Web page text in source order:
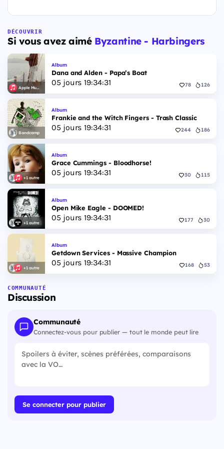
DÉCOUVRIR
Si vous avez aimé Byzantine - Harbingers
Apple Music
Album
Dana and Alden - Papa’s Boat
05 jours 19:34:30 78 126
Bandcamp
Album
Frankie and the Witch Fingers - Trash Classic
05 jours 19:34:30 244 186
+1 autre
Album
Grace Cummings - Bloodhorse!
05 jours 19:34:30 30 115
+1 autre
Album
Open Mike Eagle - DOOMED!
05 jours 19:34:30 177 30
+1 autre
Album
Getdown Services - Massive Champion
05 jours 19:34:30 168 53
COMMUNAUTÉ
Discussion
Communauté
Connectez-vous pour publier — tout le monde peut lire
Se connecter pour publier